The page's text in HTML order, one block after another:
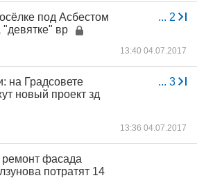
... 2
под Асбестом
вр
13:40 04.07.2017
... 3
на Градсовете
новый проект зд
13:36 04.07.2017
ремонт фасада
потратят 14